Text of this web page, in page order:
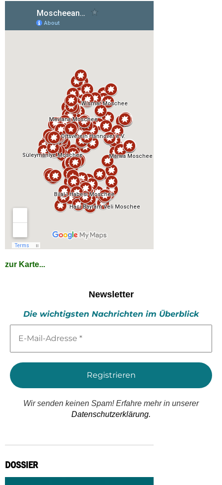
zur Karte...
Newsletter
Die wichtigsten Nachrichten im Überblick
Mail-
*
Wir senden keinen Spam! Erfahre mehr in unserer
Datenschutzerklärung.
DOSSIER